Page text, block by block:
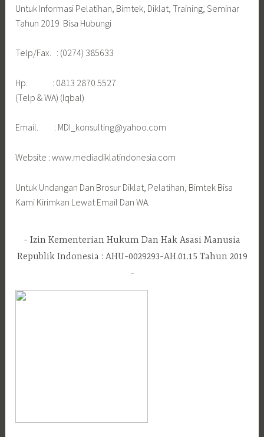
Untuk Informasi Pelatihan, Bimtek, Diklat, Training, Seminar
Tahun 2019 Bisa Hubungi
Telp/Fax. : (0274) 385633
Hp. : 0813 2870 5527
(Telp & WA) (Iqbal)
Email. : MDI_konsulting@yahoo.com
Website : www.mediadiklatindonesia.com
Untuk Undangan Dan Brosur Diklat, Pelatihan, Bimtek Bisa
Kami Kirimkan Lewat Email Dan WA.
Izin Kementerian Hukum Dan Hak Asasi Manusia
Republik Indonesia : AHU-0029293-AH.01.15 Tahun 2019